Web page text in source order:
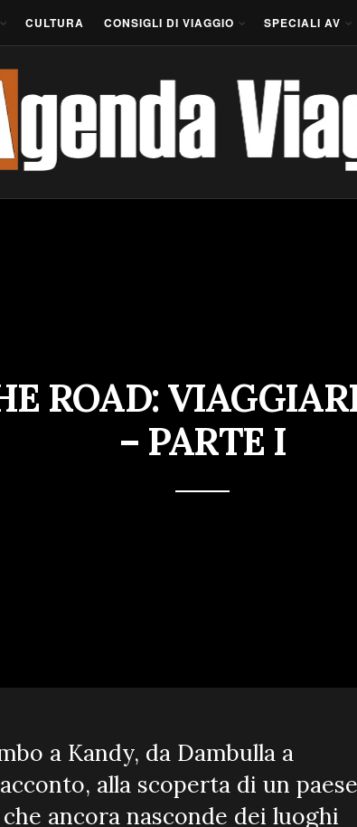
CULTURA CONSIGLI DI VIAGGIO SPECIALI AV
ROAD:
– PARTE I
a Kandy, da Dambulla a
alla scoperta di un paese
ancora nasconde dei luoghi